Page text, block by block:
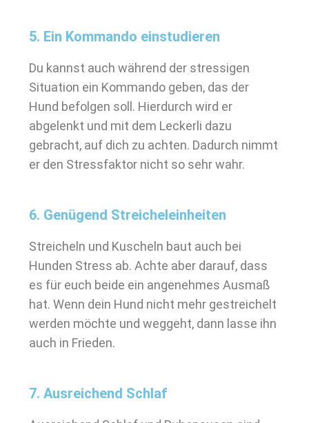
5. Ein Kommando einstudieren
Du kannst auch während der stressigen
Situation ein Kommando geben, das der
Hund befolgen soll. Hierdurch wird er
abgelenkt und mit dem Leckerli dazu
gebracht, auf dich zu achten. Dadurch nimmt
er den Stressfaktor nicht so sehr wahr.
6. Genügend Streicheleinheiten
Streicheln und Kuscheln baut auch bei
Hunden Stress ab. Achte aber darauf, dass
es für euch beide ein angenehmes Ausmaß
hat. Wenn dein Hund nicht mehr gestreichelt
werden möchte und weggeht, dann lasse ihn
auch in Frieden.
7. Ausreichend Schlaf